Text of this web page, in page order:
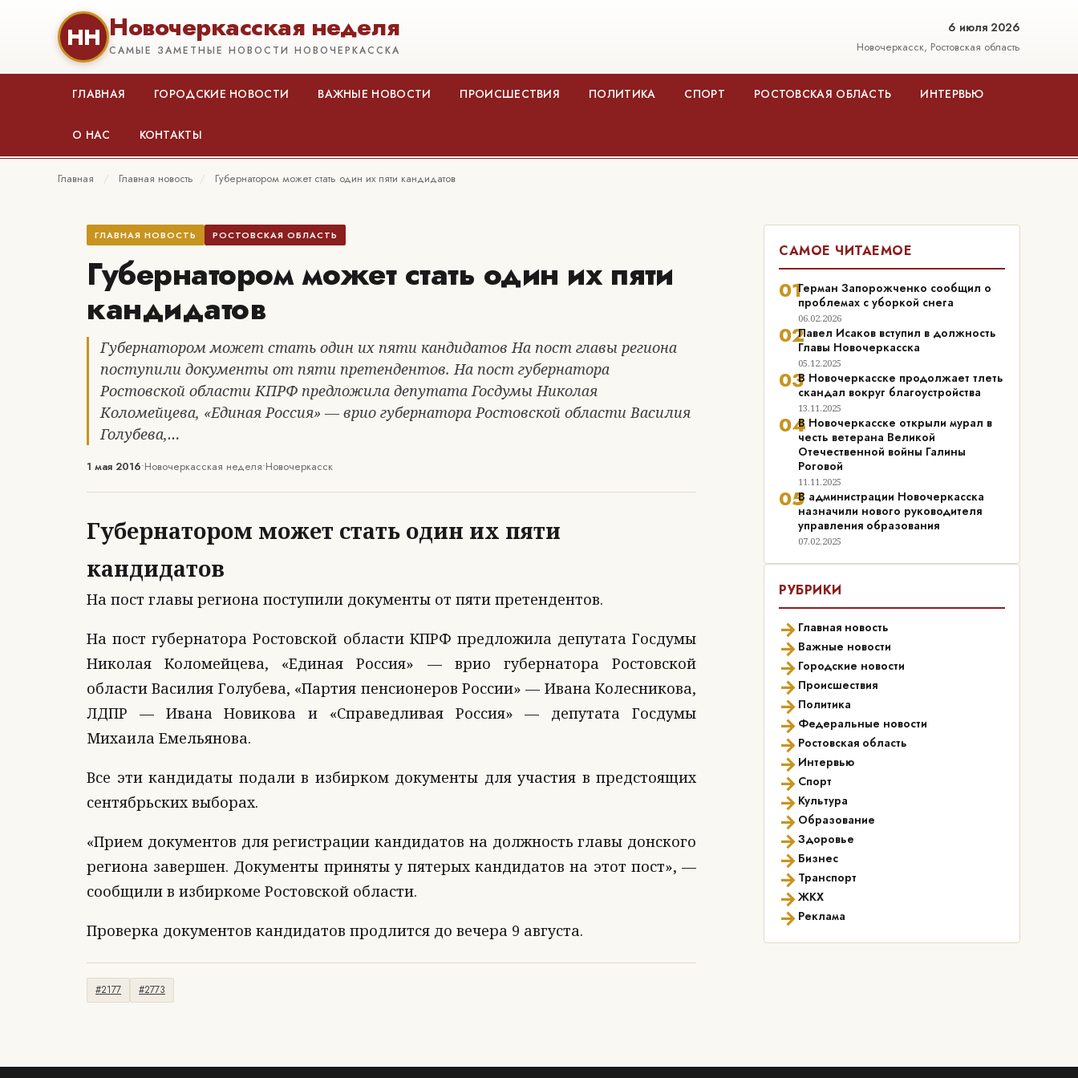
НН Новочеркасская неделя
САМЫЕ ЗАМЕТНЫЕ НОВОСТИ НОВОЧЕРКАССКА
6 июля 2026
Новочеркасск, Ростовская область
ГЛАВНАЯ ГОРОДСКИЕ НОВОСТИ ВАЖНЫЕ НОВОСТИ ПРОИСШЕСТВИЯ ПОЛИТИКА СПОРТ РОСТОВСКАЯ ОБЛАСТЬ ИНТЕРВЬЮ
О НАС КОНТАКТЫ
Главная / Главная новость / Губернатором может стать один их пяти кандидатов
ГЛАВНАЯ НОВОСТЬ РОСТОВСКАЯ ОБЛАСТЬ
Губернатором может стать один их пяти
кандидатов
Губернатором может стать один их пяти кандидатов На пост главы региона
поступили документы от пяти претендентов. На пост губернатора
Ростовской области КПРФ предложила депутата Госдумы Николая
Коломейцева, «Единая Россия» — врио губернатора Ростовской области Василия
Голубева,…
1 мая 2016•Новочеркасская неделя•Новочеркасск
Губернатором может стать один их пяти
кандидатов
На пост главы региона поступили документы от пяти претендентов.
На пост губернатора Ростовской области КПРФ предложила депутата Госдумы
Николая Коломейцева, «Единая Россия» — врио губернатора Ростовской
области Василия Голубева, «Партия пенсионеров России» — Ивана Колесникова,
ЛДПР — Ивана Новикова и «Справедливая Россия» — депутата Госдумы
Михаила Емельянова.
Все эти кандидаты подали в избирком документы для участия в предстоящих
сентябрьских выборах.
«Прием документов для регистрации кандидатов на должность главы донского
региона завершен. Документы приняты у пятерых кандидатов на этот пост», —
сообщили в избиркоме Ростовской области.
Проверка документов кандидатов продлится до вечера 9 августа.
#2177 #2773
САМОЕ ЧИТАЕМОЕ
01Герман Запорожченко сообщил о
проблемах с уборкой снега
06.02.2026
02Павел Исаков вступил в должность
Главы Новочеркасска
05.12.2025
03В Новочеркасске продолжает тлеть
скандал вокруг благоустройства
13.11.2025
04В Новочеркасске открыли мурал в
честь ветерана Великой
Отечественной войны Галины
Роговой
11.11.2025
05В администрации Новочеркасска
назначили нового руководителя
управления образования
07.02.2025
РУБРИКИ
→ Главная новость
→ Важные новости
→ Городские новости
→ Происшествия
→ Политика
→ Федеральные новости
→ Ростовская область
→ Интервью
→ Спорт
→ Культура
→ Образование
→Здоровье
→ Бизнес
→ Транспорт
→ЖКХ
→ Реклама